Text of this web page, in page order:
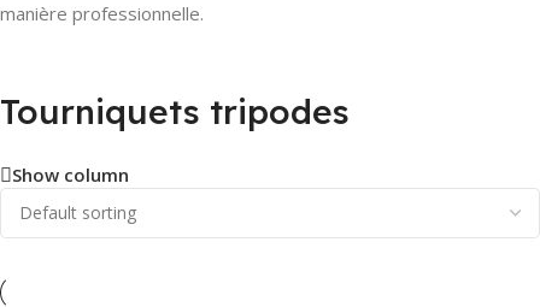
manière professionnelle.
Tourniquets tripodes
Show column